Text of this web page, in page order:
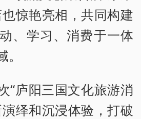
惊艳亮相，共同构建
、学习、消费于一体
“庐阳三国文化旅游消
绎和沉浸体验，打破